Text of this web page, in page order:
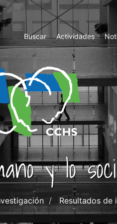
Top
Menu
Buscar Actividades
y lo
Resultados de